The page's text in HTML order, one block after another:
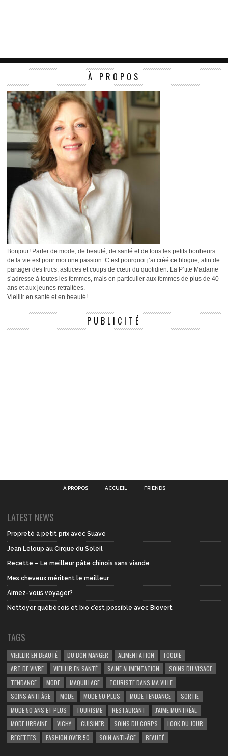
À PROPOS
Bonjour! Parler de mode, de beauté, de santé et de tous les petits bonheurs
de la vie est pour moi une passion. C’est pourquoi j’ai créé ce blogue, afin de
partager des trucs, astuces et coups de cœur du quotidien. La P’tite Madame
s’adresse à toutes les femmes, mais en particulier aux femmes de plus de 40
ans et aux jeunes retraitées.
Vieillir en santé et en beauté!
PUBLICITÉ
À PROPOS ACCUEIL FRIENDS
LATEST NEWS
Propreté à petit prix avec Suave
Jean Leloup au Cirque du Soleil
Recette – Le meilleur pâté chinois sans viande
Mes cheveux méritent le meilleur
Aimez-vous voyager?
Nettoyer québécois et bio c’est possible avec Biovert
TAGS
VIEILLIR EN BEAUTÉ DU BON MANGER ALIMENTATION
FOODIE
ART DE VIVRE
VIEILLIR EN SANTÉ SAINE ALIMENTATION
SOINS DU VISAGE
TENDANCE
MODE MAQUILLAGE
TOURISTE DANS MA VILLE
SOINS ANTI ÂGE
MODE MODE 50 PLUS MODE TENDANCE
SORTIE
MODE 50 ANS ET PLUS
TOURISME RESTAURANT
J'AIME MONTRÉAL
MODE URBAINE
VICHY CUISINER SOINS DU CORPS
LOOK DU JOUR
RECETTES
FASHION OVER 50 SOIN ANTI-ÂGE BEAUTÉ